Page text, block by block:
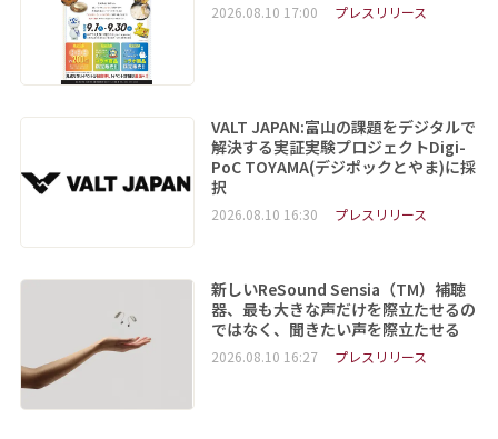
2026.08.10 17:00 プレスリリース
VALT JAPAN:富山の課題をデジタルで
解決する実証実験プロジェクトDigi-
PoC TOYAMA(デジポックとやま)に採
択
2026.08.10 16:30 プレスリリース
新しいReSound Sensia（TM）補聴
器、最も大きな声だけを際立たせるの
ではなく、聞きたい声を際立たせる
2026.08.10 16:27 プレスリリース